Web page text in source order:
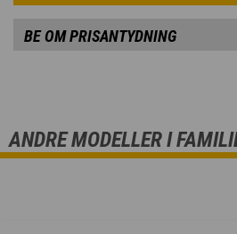
BE OM PRISANTYDNING
ANDRE MODELLER I